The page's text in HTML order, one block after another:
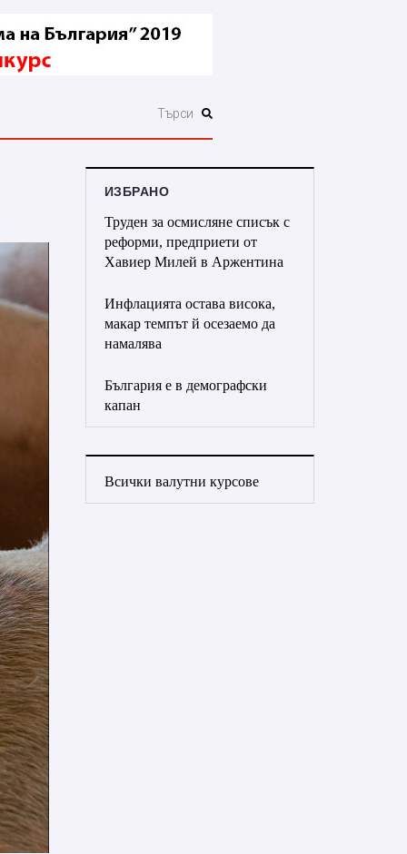
ИЗБРАНО
Труден за осмисляне списък с
реформи, предприети от
Хавиер Милей в Аржентина
Инфлацията остава висока,
макар темпът й осезаемо да
намалява
България е в демографски
капан
Всички валутни курсове